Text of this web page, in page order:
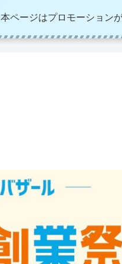
本ページはプロモーション